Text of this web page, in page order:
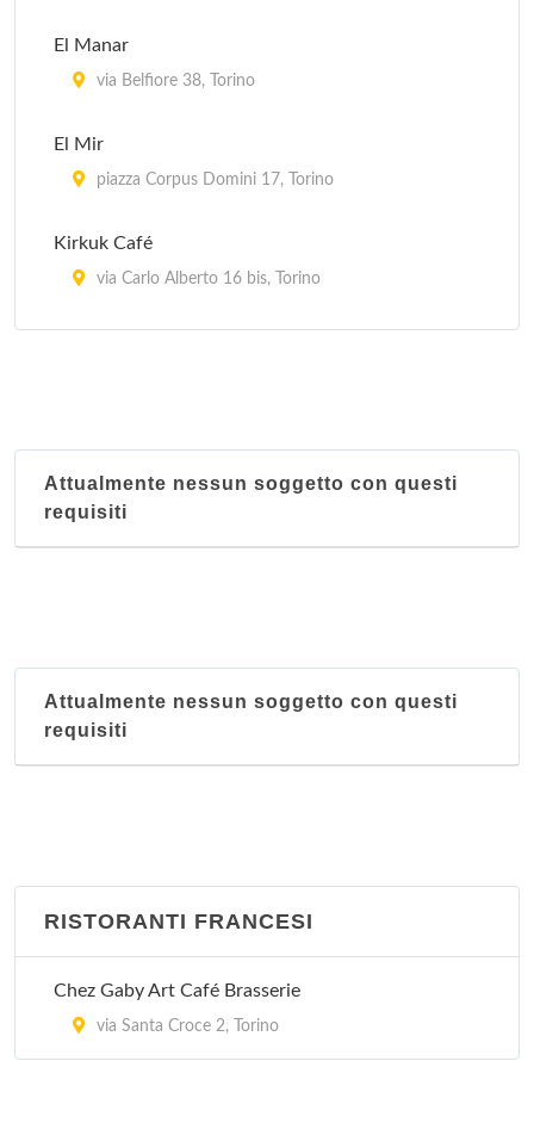
El Manar
via Belfiore 38, Torino
El Mir
piazza Corpus Domini 17, Torino
Kirkuk Café
via Carlo Alberto 16 bis, Torino
piazza della Repubblica 24, Torino
Attualmente nessun soggetto con questi
requisiti
Attualmente nessun soggetto con questi
requisiti
RISTORANTI FRANCESI
Chez Gaby Art Café Brasserie
via Santa Croce 2, Torino